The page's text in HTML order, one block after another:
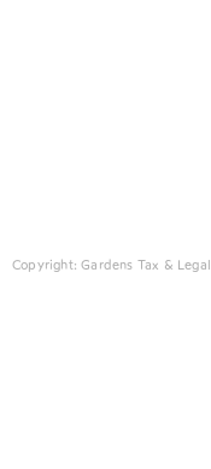
Copyright: Gardens Tax & Legal